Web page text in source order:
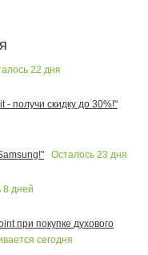
22 дня
- получи скидку до 30%!"
Осталось 23 дня
8 дней
при покупке духового
сегодня